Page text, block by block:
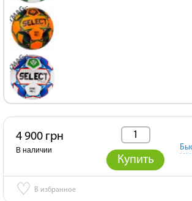
4 900 грн
В наличии
Купить
♡ В избранное